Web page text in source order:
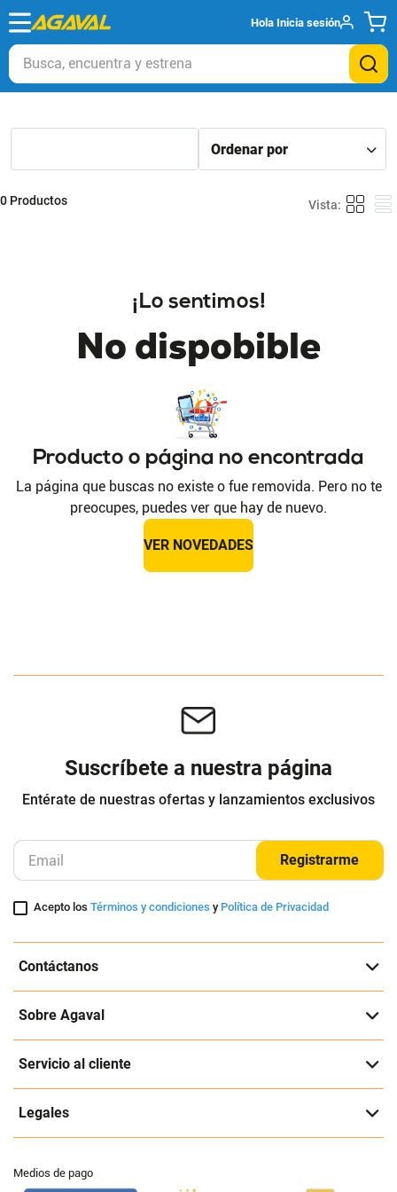
Hola Inicia sesión
Busca, encuentra y estrena
0 Productos
¡Lo sentimos!
No dispobible
Producto o página no encontrada
La página que buscas no existe o fue removida. Pero no te
preocupes, puedes ver que hay de nuevo.
VER NOVEDADES
Suscríbete a nuestra página
Entérate de nuestras ofertas y lanzamientos exclusivos
Registrarme
Acepto losTérminos y condiciones y Política de Privacidad
Contáctanos
Sobre Agaval
Servicio al cliente
Legales
Medios de pago